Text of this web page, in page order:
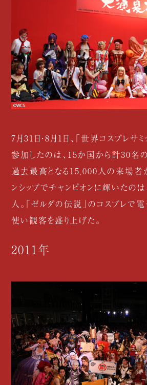
7月31日・8月1日、「世界コスプレサミ
参加したのは、15か国から計30名の
過去最高となる15,000人の来場者
ンシップでチャンピオンに輝いたのは
人。「ゼルダの伝説」のコスプレで
使い観客を盛り上げた。
2011年